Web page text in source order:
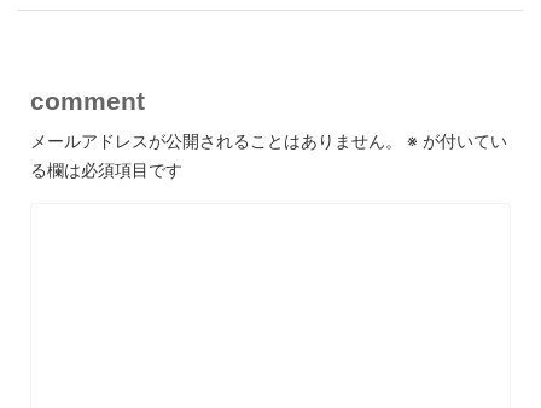
comment
メールアドレスが公開されることはありません。 ※ が付いてい
る欄は必須項目です